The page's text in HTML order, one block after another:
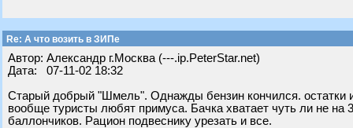
Re: А что возить в ЗИПе
Автор: Александр г.Москва (---.ip.PeterStar.net)
Дата: 07-11-02 18:32
Старый добрый "Шмель". Однажды бензин кончился. остатки
вообще туристы любят примуса. Бачка хватает чуть ли не на
баллончиков. Рацион подвеснику урезать и все.